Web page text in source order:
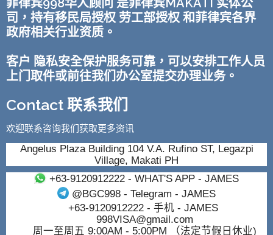
司，持有移民局授权 劳工部授权 和菲律宾各界
政府相关行业资质。
客户 隐私安全保护服务可靠，可以安排工作人员
上门取件或前往我们办公室提交办理业务。
Contact 联系我们
欢迎联系咨询我们获取更多资讯
Angelus Plaza Building 104 V.A. Rufino ST, Legazpi
Village, Makati PH
+63-9120912222- WHAT'S APP - JAMES
@BGC998 - Telegram - JAMES
+63-9120912222- 手机 - JAMES
998VISA@gmail.com
周一至周五 9:00AM - 5:00PM （法定节假日休业)